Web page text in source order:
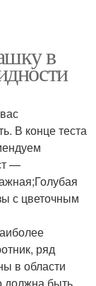
в
В конце теста
—
с цветочным
ряд
в области